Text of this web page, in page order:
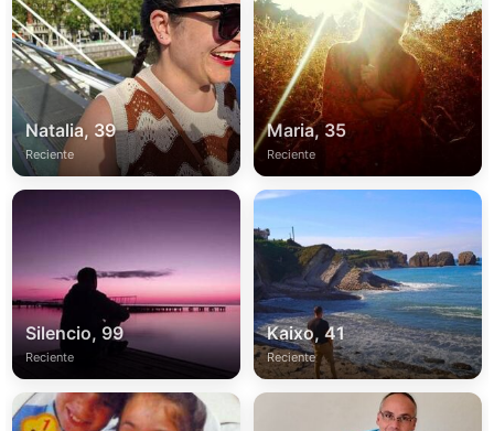
Natalia, 39
Reciente
Maria, 35
Reciente
Silencio, 99
Reciente
Kaixo, 41
Reciente